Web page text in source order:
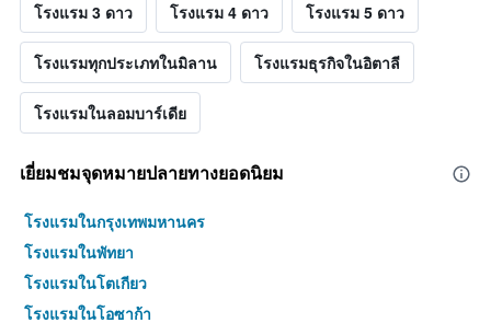
โรงแรม 3 ดาว โรงแรม 4 ดาว โรงแรม 5 ดาว
โรงแรมทุกประเภทในมิลาน โรงแรมธุรกิจในอิตาลี
โรงแรมในลอมบาร์เดีย
เยี่ยมชมจุดหมายปลายทางยอดนิยม
โรงแรมในกรุงเทพมหานคร
โรงแรมในพัทยา
โรงแรมในโตเกียว
โรงแรมในโอซาก้า